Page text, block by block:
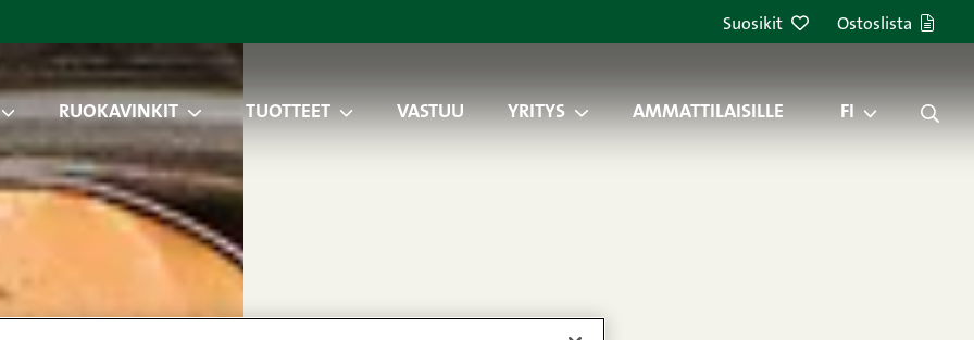
Suosikit Ostoslista
RUOKAVINKIT TUOTTEET VASTUU YRITYS AMMATTILAISILLE FI